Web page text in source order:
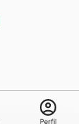
Perfil